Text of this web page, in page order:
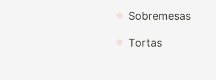
Sobremesas
Tortas